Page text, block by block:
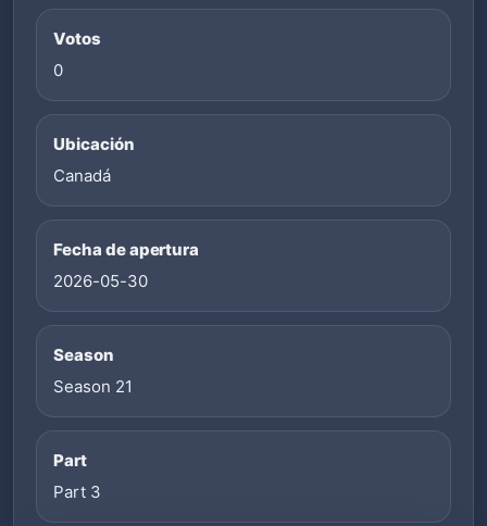
Votos
0
Ubicación
Canadá
Fecha de apertura
2026-05-30
Season
Season 21
Part
Part 3